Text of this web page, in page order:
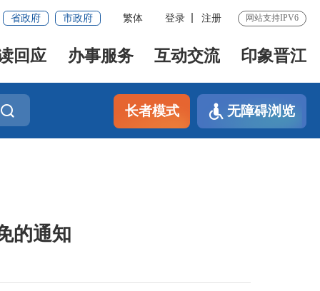
省政府 市政府 繁体 登录 注册 网站支持IPV6
回应 办事服务 互动交流 印象晋江
长者模式 无障碍浏览
的通知